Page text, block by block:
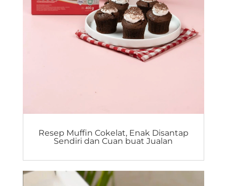
Resep Muffin Cokelat, Enak Disantap
Sendiri dan Cuan buat Jualan